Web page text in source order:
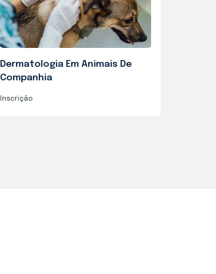
Dermatologia Em Animais De
Companhia
Inscrição